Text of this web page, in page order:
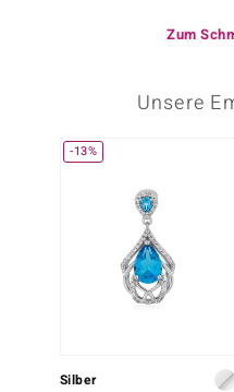
Zum
Unsere
-13%
Silber